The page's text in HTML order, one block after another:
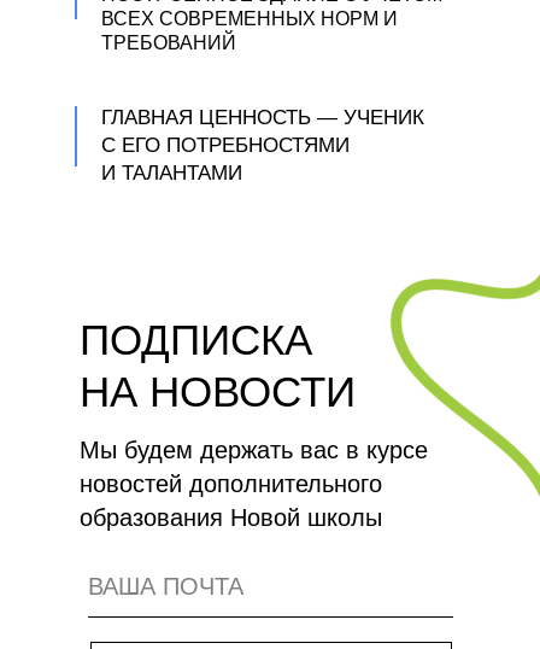
всех, кому важно развитие, — от
дошкольников до взрослых.
преподавателей, авторские
методики и самых интересных
партнёров, чтобы стать местом,
стороны. Наша задача — помочь
нашим ученикам разобраться в
себе, стать осознанными,
мыслящими людьми, научить их
самостоятельно принимать
ответственность.
ВСЕХ СОВРЕМЕННЫХ НОРМ И
ТРЕБОВАНИЙ
НОВАЯ ШКОЛА –
ЭТО
ГЛАВНАЯ ЦЕННОСТЬ — УЧЕНИК
С ЕГО ПОТРЕБНОСТЯМИ
И ТАЛАНТАМИ
ПОДПИСКА
НА НОВОСТИ
Мы будем держать вас в курсе
новостей дополнительного
образования Новой школы